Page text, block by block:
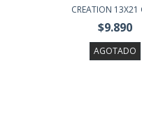
CREATION 13X21
$9.890
AGOTADO